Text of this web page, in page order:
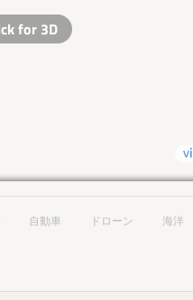
自動車 ドローン 海洋